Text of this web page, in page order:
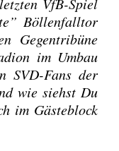
VfB-Spiel
Böl­len­fall­tor
Gegen­tri­bü­ne
im Umbau
SVD-Fans der
wie siehst Du
im Gäs­te­block